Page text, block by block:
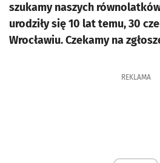
szukamy naszych
urodziły się 10 lat temu, 30
Wrocławiu. Czekamy na
REKLAMA